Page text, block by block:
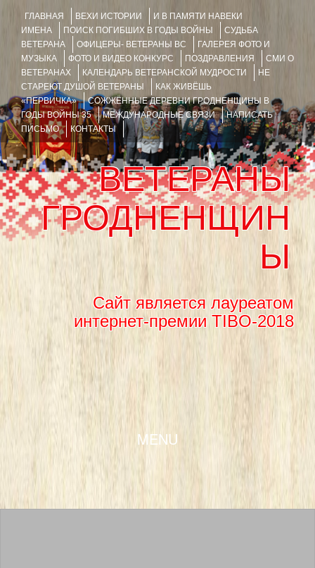
ГЛАВНАЯ ВЕХИ ИСТОРИИ
И В ПАМЯТИ НАВЕКИ
ИМЕНА
ПОИСК ПОГИБШИХ В ГОДЫ ВОЙНЫ
СУДЬБА
ВЕТЕРАНА
ОФИЦЕРЫ- ВЕТЕРАНЫ ВС
ГАЛЕРЕЯ ФОТО И
МУЗЫКА
ФОТО И ВИДЕО КОНКУРС ПОЗДРАВЛЕНИЯ
СМИ О
ВЕТЕРАНАХ
КАЛЕНДАРЬ ВЕТЕРАНСКОЙ МУДРОСТИ
НЕ
СТАРЕЮТ ДУШОЙ ВЕТЕРАНЫ
КАК ЖИВЁШЬ
«ПЕРВИЧКА»
СОЖЖЁННЫЕ ДЕРЕВНИ ГРОДНЕНЩИНЫ В
ГОДЫ ВОЙНЫ 35
МЕЖДУНАРОДНЫЕ СВЯЗИ
НАПИСАТЬ
ПИСЬМО
КОНТАКТЫ
ВЕТЕРАНЫ
ГРОДНЕНЩИН
Ы
Сайт является лауреатом
интернет-премии TIBO-2018
MENU
SKIP TO CONTENT